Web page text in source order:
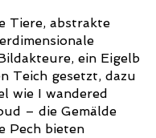
Tiere, abstrakte
ein Eigelb
Teich gesetzt, dazu
wie I wandered
– die Gemälde
Pech bieten